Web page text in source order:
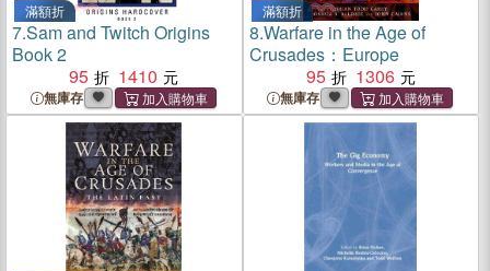
滿額折
7.Sam and Twitch Origins
Book 2
95
1410
無庫存
滿額折
8.Warfare in the Age of
Crusades：Europe
95
1306
無庫存